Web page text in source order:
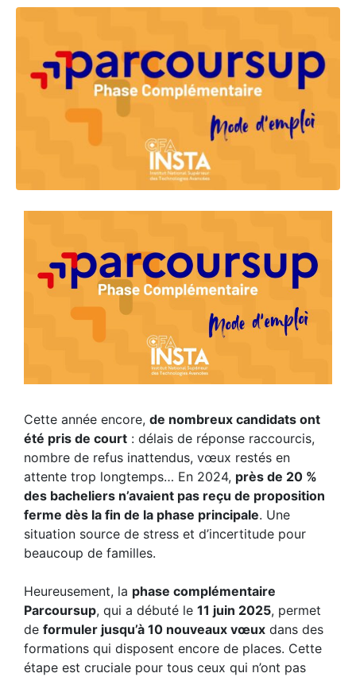
Cette année encore, de nombreux candidats ont
été pris de court : délais de réponse raccourcis,
nombre de refus inattendus, vœux restés en
attente trop longtemps… En 2024, près de 20 %
des bacheliers n’avaient pas reçu de proposition
ferme dès la fin de la phase principale. Une
situation source de stress et d’incertitude pour
beaucoup de familles.
Heureusement, la phase complémentaire
Parcoursup, qui a débuté le 11 juin 2025, permet
de formuler jusqu’à 10 nouveaux vœux dans des
formations qui disposent encore de places. Cette
étape est cruciale pour tous ceux qui n’ont pas